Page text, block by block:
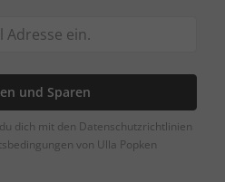
und Sparen
dich mit den Datenschutzrichtlinien
von Ulla Popken